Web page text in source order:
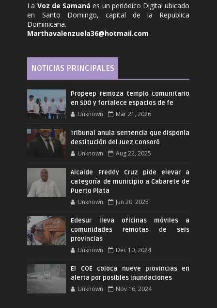
La Voz de Samanáes un periódico Digital ubicado
en Santo Domingo, capital de la Republica
Dominicana.
Marthavalenzuela36@hotmail.com
NOTICIAS PRINCIPALES
Propeep remoza templo comunitario
en SDO y fortalece espacios de fe
Unknown Mar 21, 2026
Tribunal anula sentencia que disponia
destitución del Juez Consoró
Unknown Aug 22, 2025
Alcalde Freddy Cruz pide elevar a
categoría de municipio a Cabarete de
Puerto Plata
Unknown Jun 20, 2025
Edesur lleva oficinas móviles a
comunidades remotas de seis
provincias
Unknown Dec 10, 2024
El COE coloca nueve provincias en
alerta por posibles inundaciones
Unknown Nov 16, 2024